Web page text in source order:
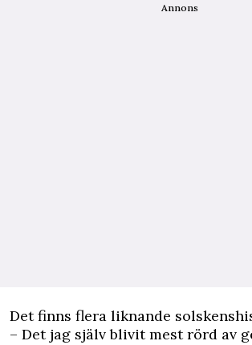
Annons
Det finns flera liknande
– Det jag själv blivit mest rörd av